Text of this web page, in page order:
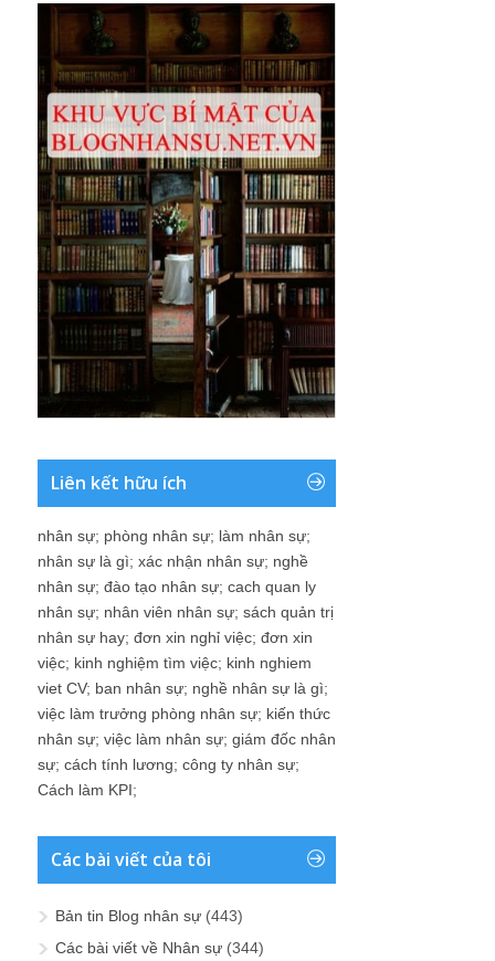
Liên kết hữu ích
nhân sự; phòng nhân sự; làm nhân sự;
nhân sự là gì; xác nhận nhân sự; nghề
nhân sự; đào tạo nhân sự; cach quan ly
nhân sự; nhân viên nhân sự; sách quản trị
nhân sự hay; đơn xin nghỉ việc; đơn xin
việc; kinh nghiệm tìm việc; kinh nghiem
viet CV; ban nhân sự; nghề nhân sự là gì;
việc làm trưởng phòng nhân sự; kiến thức
nhân sự; việc làm nhân sự; giám đốc nhân
sự; cách tính lương; công ty nhân sự;
Cách làm KPI;
Các bài viết của tôi
Bản tin Blog nhân sự (443)
Các bài viết về Nhân sự (344)